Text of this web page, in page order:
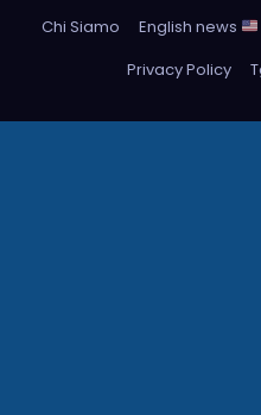
Chi Siamo
English news
Privacy Policy